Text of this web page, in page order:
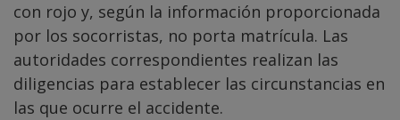
con rojo y, según la información proporcionada
por los socorristas, no porta matrícula. Las
autoridades correspondientes realizan las
diligencias para establecer las circunstancias en
las que ocurre el accidente.